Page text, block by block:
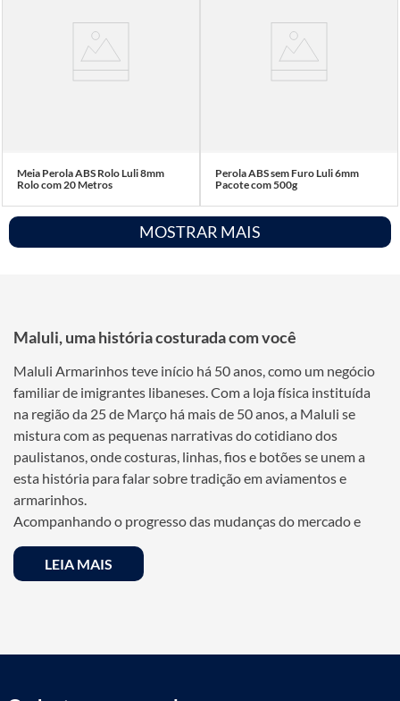
Meia Perola ABS Rolo Luli 8mm
Rolo com 20 Metros
Perola ABS sem Furo Luli 6mm
Pacote com 500g
MOSTRAR MAIS
Maluli, uma história costurada com você
Maluli Armarinhos teve início há 50 anos, como um negócio
familiar de imigrantes libaneses. Com a loja física instituída
na região da 25 de Março há mais de 50 anos, a Maluli se
mistura com as pequenas narrativas do cotidiano dos
paulistanos, onde costuras, linhas, fios e botões se unem a
esta história para falar sobre tradição em aviamentos e
armarinhos.
Acompanhando o progresso das mudanças do mercado e
uma das maiores referências em loja de armarinhos, tanto no
varejo como no atacado. Além disso, sua loja virtual é uma
LEIA MAIS